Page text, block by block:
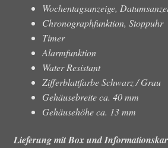
Wochentagsanzeige,
Chronographfunktion, Stoppuhr
Timer
Alarmfunktion
Water Resistant
Zifferblattfarbe Schwarz / Grau
Gehäusebreite ca. 40 mm
Gehäusehöhe ca. 13 mm
Lieferung mit Box und